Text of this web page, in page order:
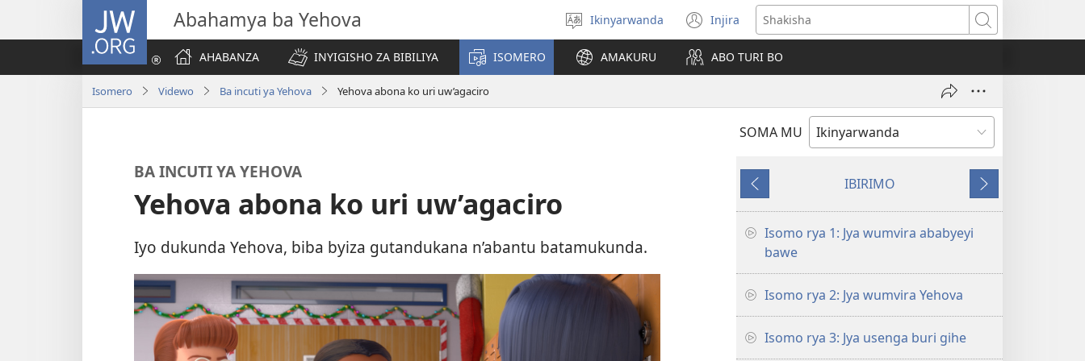
JW.ORG Abahamya ba Yehova
Hitamo
ururimi
Ikinyarwanda Injira
(ifungukire
ahandi)
Shakisha
AHABANZA
INYIGISHO ZA BIBILIYA ISOMERO AMAKURU ABO TURI BO
Isomero Videwo Ba incuti ya Yehova Yehova abona ko uri uw’agaciro
SOMA MU
BA INCUTI YA YEHOVA
Yehova abona ko uri uw’agaciro
Iyo dukunda Yehova, biba byiza gutandukana n’abantu batamukunda.
Ibibanza
IBIRIMO
Ibikurikira
Isomo rya 1: Jya wumvira ababyeyi
bawe
Isomo rya 2: Jya wumvira Yehova
Isomo rya 3: Jya usenga buri gihe